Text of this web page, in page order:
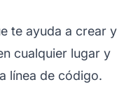
te ayuda a crear y
cualquier lugar y
línea de código.